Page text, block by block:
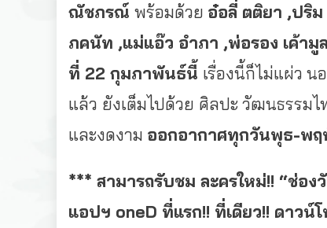
ณัชภรณ์ พร้อมด้วย อ๋อลี่ ตติยา ,ปริ
ภคนัท ,แม่แอ๊ว อำภา ,พ่อรอง เค้ามู
ที่ 22 กุมภาพันธ์นี้ เรื่องนี้ก็ไม่แผ่ว น
แล้ว ยังเต็มไปด้วย ศิลปะ วัฒนธรรมไ
และงดงาม ออกอากาศทุกวันพุธ-พฤ
*** สามารถรับชม ละครใหม่!! “ช่อ
แอปฯ oneD ที่แรก!! ที่เดียว!! ดาวน์